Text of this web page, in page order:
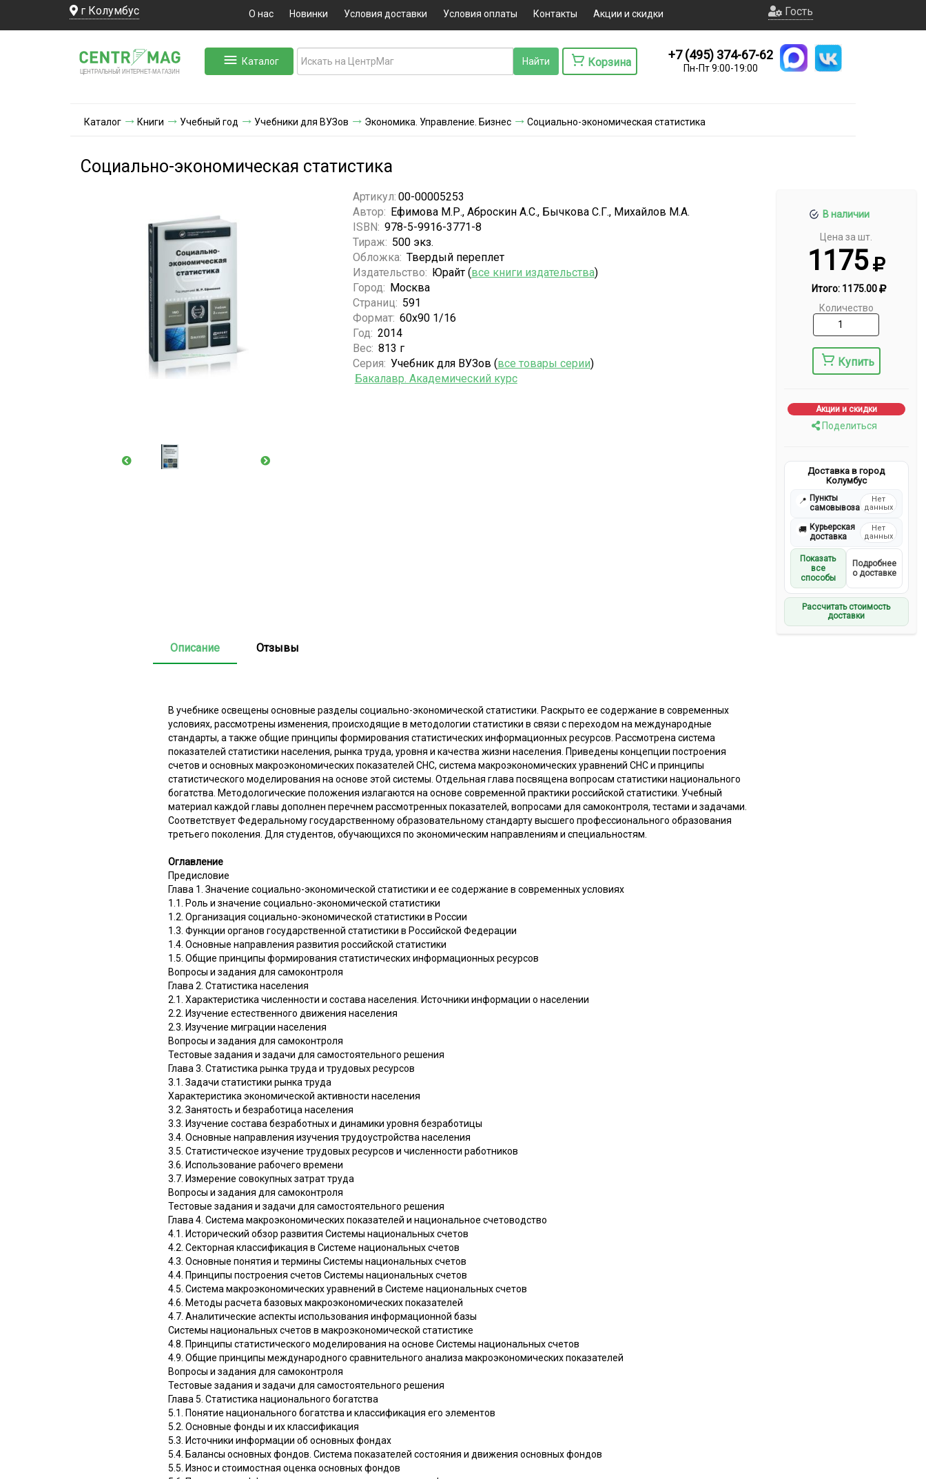
г Колумбус О нас Новинки Условия доставки Условия оплаты Контакты Акции и скидки Гость
ЦЕНТРАЛЬНЫЙ ИНТЕРНЕТ-МА ГАЗИН
Каталог Корзина
+7 (495) 374-67-62
Пн-Пт 9:00-19:00
Каталог Книги Учебный год Учебники для ВУЗов Экономика. Управление. Бизнес Социально-экономическая статистика
Социально-экономическая статистика
В наличии
Цена за шт.
1175
Итого: 1175.00
Количество
Купить
Акции и скидки
Поделиться
Доставка в город
Колумбус
📍 Пункты
самовывоза
Нет
данных
🚚 Курьерская
доставка
Нет
данных
Показать
все
способы
Подробнее
о доставке
Рассчитать стоимость
доставки
Артикул: 00-00005253
Автор: Ефимова М.Р., Аброскин А.С., Бычкова С.Г., Михайлов М.А.
ISBN: 978-5-9916-3771-8
Тираж: 500 экз.
Обложка: Твердый переплет
Издательство: Юрайт (все книги издательства)
Город: Москва
Страниц: 591
Формат: 60х90 1/16
Год: 2014
Вес: 813 г
Серия: Учебник для ВУЗов (все товары серии)
Бакалавр. Академический курс
Описание Отзывы
В учебнике освещены основные разделы социально-экономической статистики. Раскрыто ее содержание в современных
условиях, рассмотрены изменения, происходящие в методологии статистики в связи с переходом на международные
стандарты, а также общие принципы формирования статистических информационных ресурсов. Рассмотрена система
показателей статистики населения, рынка труда, уровня и качества жизни населения. Приведены концепции построения
счетов и основных макроэкономических показателей СНС, система макроэкономических уравнений СНС и принципы
статистического моделирования на основе этой системы. Отдельная глава посвящена вопросам статистики национального
богатства. Методологические положения излагаются на основе современной практики российской статистики. Учебный
материал каждой главы дополнен перечнем рассмотренных показателей, вопросами для самоконтроля, тестами и задачами.
Соответствует Федеральному государственному образовательному стандарту высшего профессионального образования
третьего поколения. Для студентов, обучающихся по экономическим направлениям и специальностям.
Оглавление
Предисловие
Глава 1. Значение социально-экономической статистики и ее содержание в современных условиях
1.1. Роль и значение социально-экономической статистики
1.2. Организация социально-экономической статистики в России
1.3. Функции органов государственной статистики в Российской Федерации
1.4. Основные направления развития российской статистики
1.5. Общие принципы формирования статистических информационных ресурсов
Вопросы и задания для самоконтроля
Глава 2. Статистика населения
2.1. Характеристика численности и состава населения. Источники информации о населении
2.2. Изучение естественного движения населения
2.3. Изучение миграции населения
Вопросы и задания для самоконтроля
Тестовые задания и задачи для самостоятельного решения
Глава 3. Статистика рынка труда и трудовых ресурсов
3.1. Задачи статистики рынка труда
Характеристика экономической активности населения
3.2. Занятость и безработица населения
3.3. Изучение состава безработных и динамики уровня безработицы
3.4. Основные направления изучения трудоустройства населения
3.5. Статистическое изучение трудовых ресурсов и численности работников
3.6. Использование рабочего времени
3.7. Измерение совокупных затрат труда
Вопросы и задания для самоконтроля
Тестовые задания и задачи для самостоятельного решения
Глава 4. Система макроэкономических показателей и национальное счетоводство
4.1. Исторический обзор развития Системы национальных счетов
4.2. Секторная классификация в Системе национальных счетов
4.3. Основные понятия и термины Системы национальных счетов
4.4. Принципы построения счетов Системы национальных счетов
4.5. Система макроэкономических уравнений в Системе национальных счетов
4.6. Методы расчета базовых макроэкономических показателей
4.7. Аналитические аспекты использования информационной базы
Системы национальных счетов в макроэкономической статистике
4.8. Принципы статистического моделирования на основе Системы национальных счетов
4.9. Общие принципы международного сравнительного анализа макроэкономических показателей
Вопросы и задания для самоконтроля
Тестовые задания и задачи для самостоятельного решения
Глава 5. Статистика национального богатства
5.1. Понятие национального богатства и классификация его элементов
5.2. Основные фонды и их классификация
5.3. Источники информации об основных фондах
5.4. Балансы основных фондов. Система показателей состояния и движения основных фондов
5.5. Износ и стоимостная оценка основных фондов